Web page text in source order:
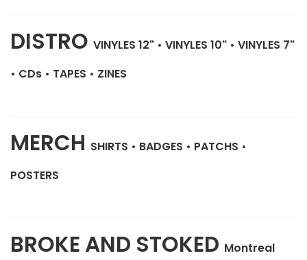
DISTRO VINYLES 12" • VINYLES 10" • VINYLES 7"
• CDs • TAPES • ZINES
MERCH SHIRTS • BADGES • PATCHS •
POSTERS
BROKE AND STOKED Montreal